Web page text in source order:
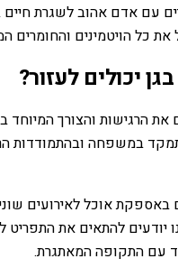
עם אדם אהוב לשגרת חיים
את כל הויטמינים
יכולים לעזור?
את הרגישות והצורך
במשפחה ובהתמודדות
באספקת אוכל לאירועים
יודעים להתאים את התפריט
עם התקופה המאתגרת.